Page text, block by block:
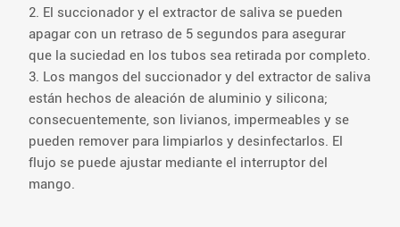
2. El succionador y el extractor de saliva se pueden
apagar con un retraso de 5 segundos para asegurar
que la suciedad en los tubos sea retirada por completo.
3. Los mangos del succionador y del extractor de saliva
están hechos de aleación de aluminio y silicona;
consecuentemente, son livianos, impermeables y se
pueden remover para limpiarlos y desinfectarlos. El
flujo se puede ajustar mediante el interruptor del
mango.